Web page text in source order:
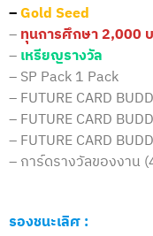
–Gold Seed
–ทุนการศึกษา 2,000
–เหรียญรางวัล
– SP Pack 1 Pack
– FUTURE CARD
– FUTURE CARD
– FUTURE CARD
– การ์ดรางวัลของงาน
รองชนะเลิศ :